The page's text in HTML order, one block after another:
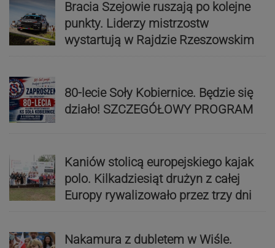
Bracia Szejowie ruszają po kolejne
punkty. Liderzy mistrzostw
wystartują w Rajdzie Rzeszowskim
80-lecie Soły Kobiernice. Będzie się
działo! SZCZEGÓŁOWY PROGRAM
Kaniów stolicą europejskiego kajak
polo. Kilkadziesiąt drużyn z całej
Europy rywalizowało przez trzy dni
Nakamura z dubletem w Wiśle.